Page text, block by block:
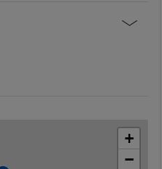
+
−